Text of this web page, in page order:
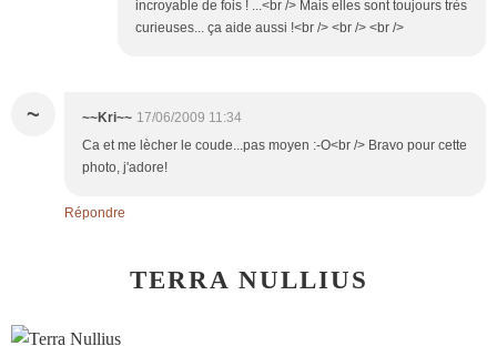
incroyable de fois ! ...<br /> Mais elles sont toujours très
curieuses... ça aide aussi !<br /> <br /> <br />
~ ~~Kri~~ 17/06/2009 11:34
Ca et me lècher le coude...pas moyen :-O<br /> Bravo pour cette
photo, j'adore!
Répondre
TERRA NULLIUS